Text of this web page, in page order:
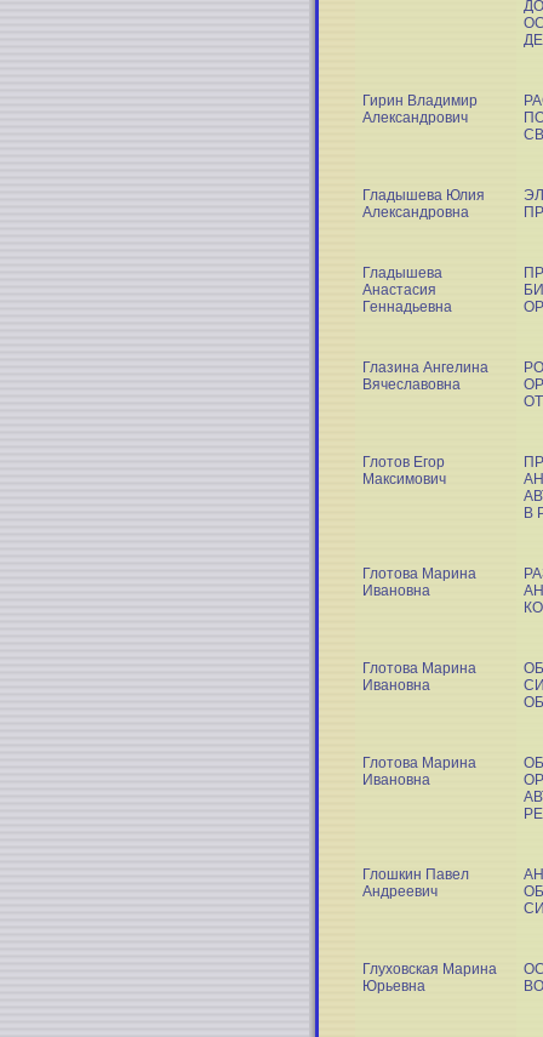
Гирин Владимир
Александрович
Гладышева Юлия
Александровна
Гладышева
Анастасия
Геннадьевна
Глазина Ангелина
Вячеславовна
Глотов Егор
Максимович
В
Глотова Марина
Ивановна
Глотова Марина
Ивановна
Глотова Марина
Ивановна
Глошкин Павел
Андреевич
Глуховская Марина
Юрьевна